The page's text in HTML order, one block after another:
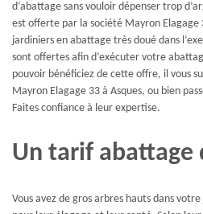
d’abattage sans vouloir dépenser trop
est offerte par la société Mayron Elagage
jardiniers en abattage très doué dans
sont offertes afin d’exécuter votre
pouvoir bénéficiez de cette offre, il vous
Mayron Elagage 33 à Asques, ou bien
Faites confiance à leur expertise.
Un tarif abattage
Vous avez de gros arbres hauts dans